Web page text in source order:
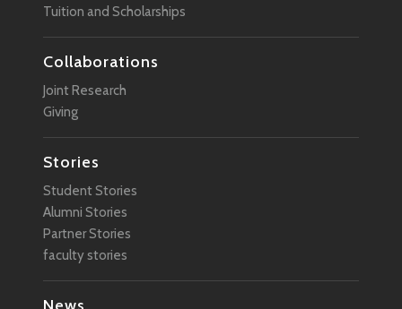
Tuition and Scholarships
Collaborations
Joint Research
Giving
Stories
Student Stories
Alumni Stories
Partner Stories
faculty stories